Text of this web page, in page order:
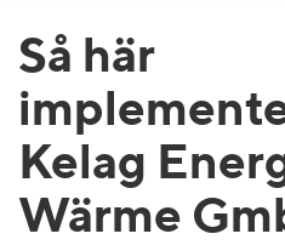
Så här
Kelag
Wärme